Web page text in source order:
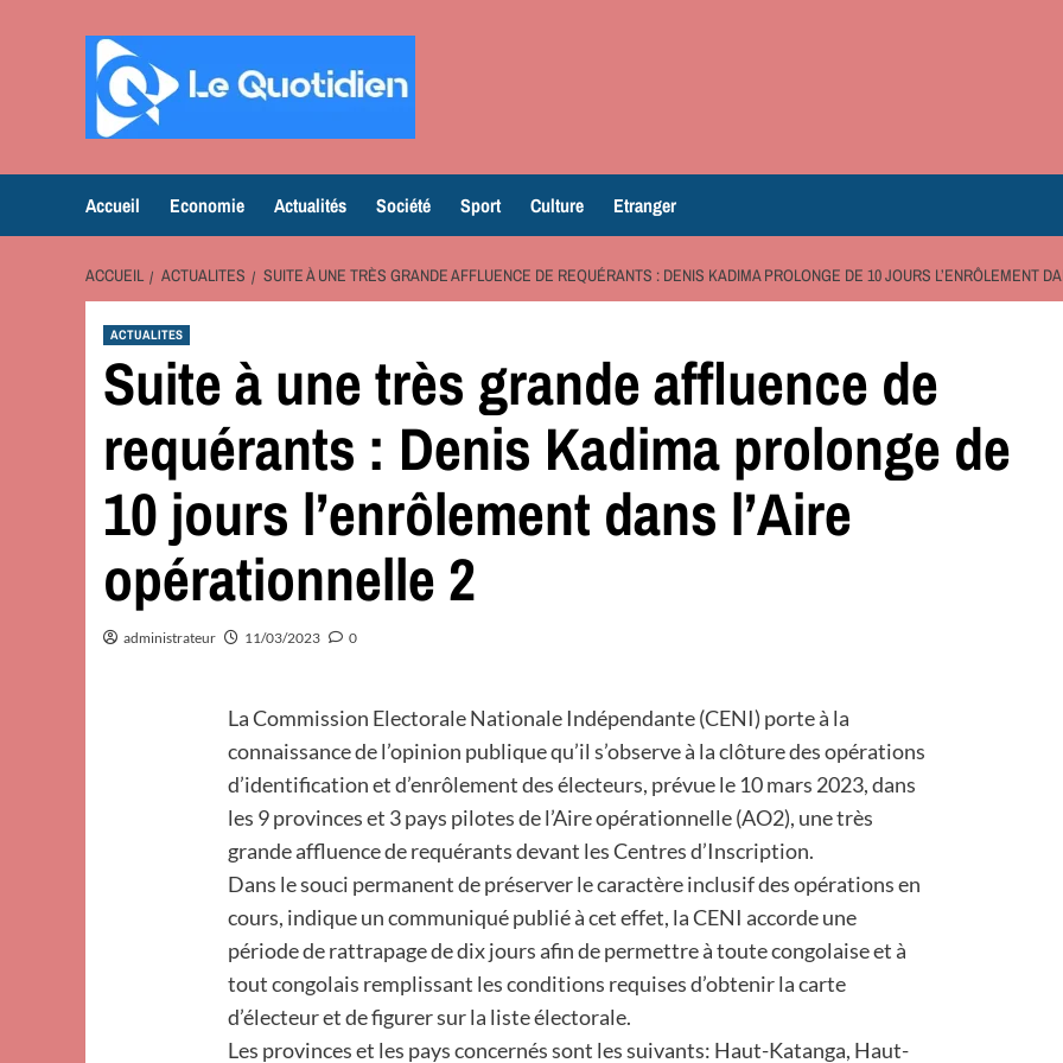
Accueil Economie Actualités Société Sport Culture Etranger
ACCUEIL ACTUALITES SUITE À UNE TRÈS GRANDE AFFLUENCE DE REQUÉRANTS : DENIS KADIMA PROLONGE DE 10 JOURS L’ENRÔLEMENT
ACTUALITES
Suite à une très grande affluence de
requérants : Denis Kadima prolonge de
10 jours l’enrôlement dans l’Aire
opérationnelle 2
administrateur 11/03/2023 0
La Commission Electorale Nationale Indépendante (CENI) porte à la
connaissance de l’opinion publique qu’il s’observe à la clôture des opérations
d’identification et d’enrôlement des électeurs, prévue le 10 mars 2023, dans
les 9 provinces et 3 pays pilotes de l’Aire opérationnelle (AO2), une très
grande affluence de requérants devant les Centres d’Inscription.
Dans le souci permanent de préserver le caractère inclusif des opérations en
cours, indique un communiqué publié à cet effet, la CENI accorde une
période de rattrapage de dix jours afin de permettre à toute congolaise et à
tout congolais remplissant les conditions requises d’obtenir la carte
d’électeur et de figurer sur la liste électorale.
Les provinces et les pays concernés sont les suivants: Haut-Katanga, Haut-